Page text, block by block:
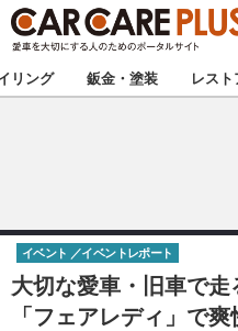
★カーケアプラス認定★
甲信越
東海
リング 鈑金・塗装 レスト
大切な愛車・旧車で
「フェアレディ」で
イベント イベントレポート